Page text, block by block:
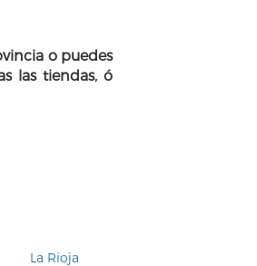
o puedes
las tiendas, ó
La Rioja